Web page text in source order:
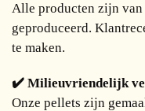
Alle producten zijn van
geproduceerd.
te maken.
✔️ Milieuvriendelijk
Onze pellets zijn